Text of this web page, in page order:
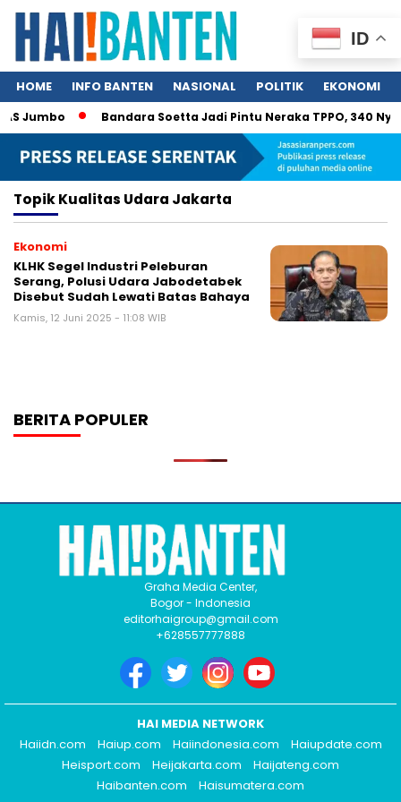
HOME INFO BANTEN NASIONAL POLITIK EKONOMI
Jumbo Bandara Soetta Jadi Pintu Neraka TPPO, 340
TopikKualitas Udara Jakarta
Ekonomi
KLHK Segel Industri Peleburan
Serang, Polusi Udara Jabodetabek
Disebut Sudah Lewati Batas Bahaya
Kamis, 12 Juni 2025 - 11:08 WIB
BERITA POPULER
ID
Graha Media Center,
Bogor - Indonesia
editorhaigroup@gmail.com
+628557777888
HAI MEDIA NETWORK
Haiidn.com
Haiup.com Haiindonesia.com
Haiupdate.com
Heisport.com
Heijakarta.com
Haijateng.com
Haibanten.com
Haisumatera.com